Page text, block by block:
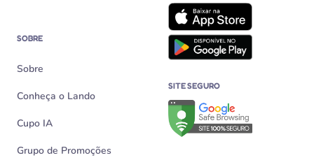
SOBRE
Sobre
Conheça o Lando
Cupo IA
Grupo de Promoções
SITE SEGURO
Verificação de site seguro